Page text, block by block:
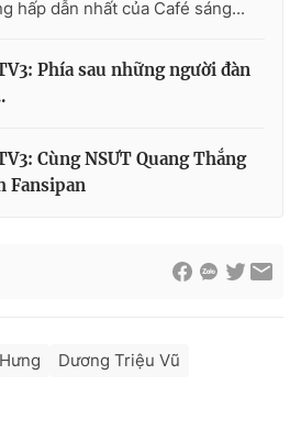
Thủy
hấp dẫn nhất của Café sáng...
Phía sau những người đàn
Cùng NSƯT Quang Thắng
Fansipan
Dương Triệu Vũ